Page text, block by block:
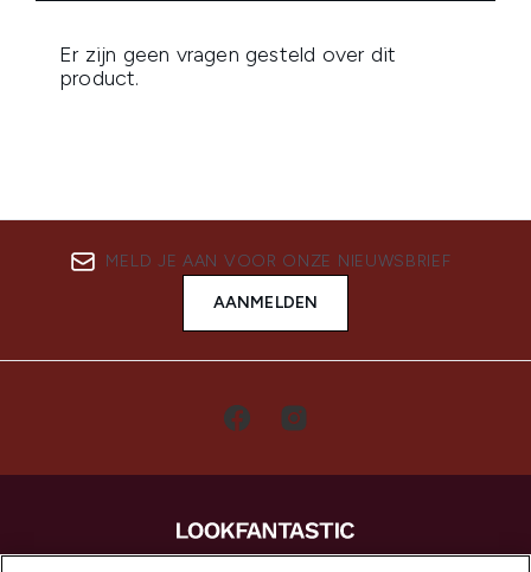
MELD JE AAN VOOR ONZE NIEUWSBRIEF
AANMELDEN